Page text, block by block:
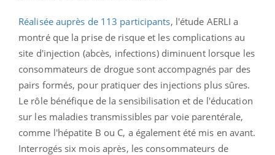
Réalisée auprès de 113 participants, l'étude AERLI a
montré que la prise de risque et les complications au
site d'injection (abcès, infections) diminuent lorsque les
consommateurs de drogue sont accompagnés par des
pairs formés, pour pratiquer des injections plus sûres.
Le rôle bénéfique de la sensibilisation et de l'éducation
sur les maladies transmissibles par voie parentérale,
comme l'hépatite B ou C, a également été mis en avant.
Interrogés six mois après, les consommateurs de